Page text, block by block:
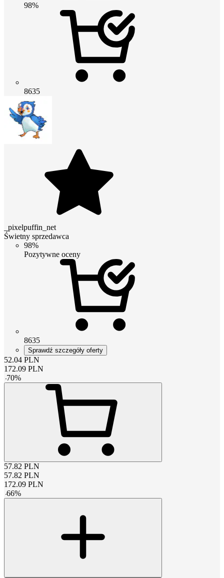
98%
8635
_pixelpuffin_net
Świetny sprzedawca
98%
Pozytywne oceny
8635
Sprawdź szczegóły oferty
52.04 PLN
172.09 PLN
-70%
57.82 PLN
57.82 PLN
172.09 PLN
-66%